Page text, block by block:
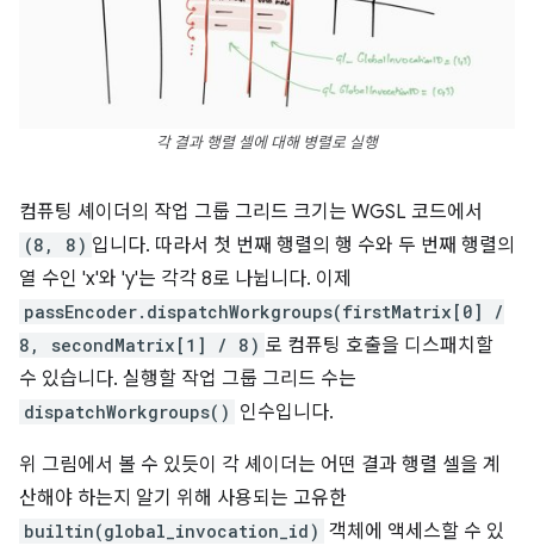
각 결과 행렬 셀에 대해 병렬로 실행
컴퓨팅 셰이더의 작업 그룹 그리드 크기는 WGSL 코드에서
(8, 8) 입니다. 따라서 첫 번째 행렬의 행 수와 두 번째 행렬의
열 수인 'x'와 'y'는 각각 8로 나뉩니다. 이제
passEncoder.dispatchWorkgroups(firstMatrix[0] /
8, secondMatrix[1] / 8) 로 컴퓨팅 호출을 디스패치할
수 있습니다. 실행할 작업 그룹 그리드 수는
dispatchWorkgroups() 인수입니다.
위 그림에서 볼 수 있듯이 각 셰이더는 어떤 결과 행렬 셀을 계
산해야 하는지 알기 위해 사용되는 고유한
builtin(global_invocation_id) 객체에 액세스할 수 있